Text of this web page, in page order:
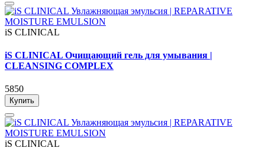
iS CLINICAL
iS CLINICAL Очищающий гель для умывания |
CLEANSING COMPLEX
5850
Купить
iS CLINICAL